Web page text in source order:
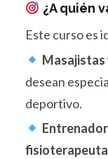
¿A quién
Este curso es
Masajistas
desean
deportivo.